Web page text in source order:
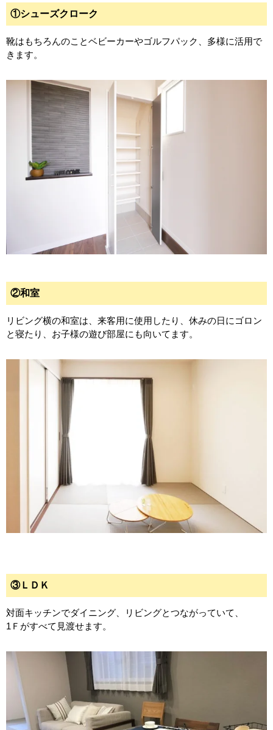
①シューズクローク
靴はもちろんのことベビーカーやゴルフパック、多様に活用で
きます。
②和室
リビング横の和室は、来客用に使用したり、休みの日にゴロン
と寝たり、お子様の遊び部屋にも向いてます。
③ＬＤＫ
対面キッチンでダイニング、リビングとつながっていて、
1Ｆがすべて見渡せます。